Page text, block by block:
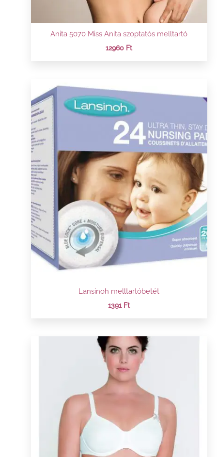
Anita 5070 Miss Anita szoptatós melltartó
12960 Ft
Lansinoh melltartóbetét
1391 Ft